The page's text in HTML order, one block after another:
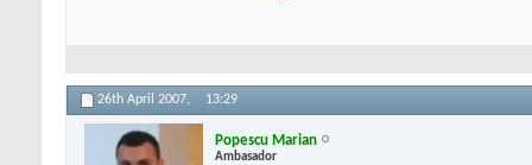
26th April 2007, 13:29
Popescu Marian
Ambasador